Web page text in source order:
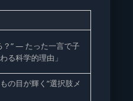
？” — たった一言で子
る科学的理由」
の目が輝く”選択肢メ